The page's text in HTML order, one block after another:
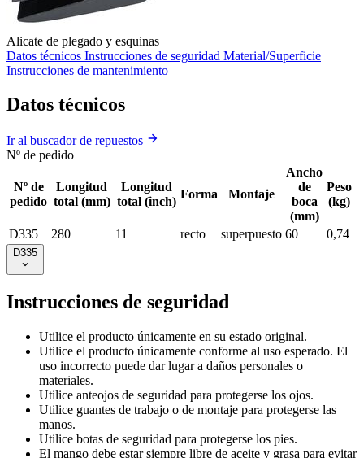
Alicate de plegado y esquinas
Datos técnicos Instrucciones de seguridad Material/Superficie
Instrucciones de mantenimiento
Datos técnicos
Ir al buscador de repuestos
Nº de pedido
Nº de
pedido
Longitud
total (mm)
Longitud
total (inch)
Forma Montaje
Ancho
de
boca
(mm)
Peso
(kg)
D335 280 11 recto superpuesto 60 0,74
D335
Instrucciones de seguridad
Utilice el producto únicamente en su estado original.
Utilice el producto únicamente conforme al uso esperado. El
uso incorrecto puede dar lugar a daños personales o
materiales.
Utilice anteojos de seguridad para protegerse los ojos.
Utilice guantes de trabajo o de montaje para protegerse las
manos.
Utilice botas de seguridad para protegerse los pies.
El mango debe estar siempre libre de aceite y grasa para evitar